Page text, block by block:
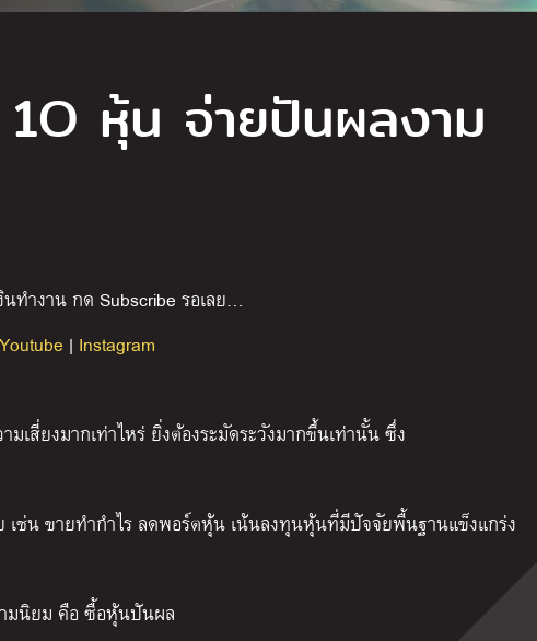
1O หุ้น จ่ายปันผลงาม
นทำงาน กด Subscribe รอเลย…
Youtube | Instagram
เสี่ยงมากเท่าไหร่ ยิ่งต้องระมัดระวังมากขึ้นเท่านั้น ซึ่ง
เช่น ขายทำกำไร ลดพอร์ตหุ้น เน้นลงทุนหุ้นที่มีปัจจัยพื้นฐานแข็งแกร่ง
มนิยม คือ ซื้อหุ้นปันผล